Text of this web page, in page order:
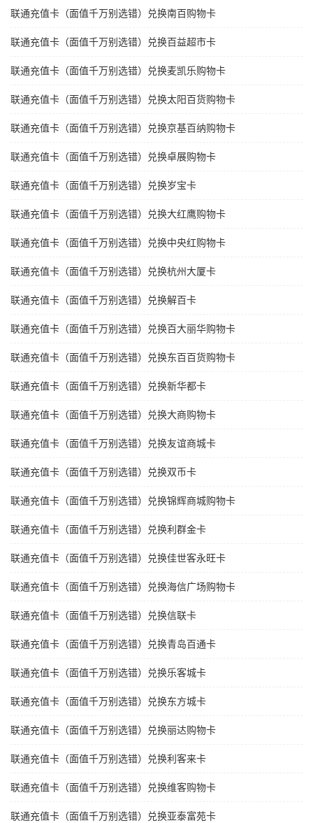
联通充值卡（面值千万别选错）兑换南百购物卡
联通充值卡（面值千万别选错）兑换百益超市卡
联通充值卡（面值千万别选错）兑换麦凯乐购物卡
联通充值卡（面值千万别选错）兑换太阳百货购物卡
联通充值卡（面值千万别选错）兑换京基百纳购物卡
联通充值卡（面值千万别选错）兑换卓展购物卡
联通充值卡（面值千万别选错）兑换岁宝卡
联通充值卡（面值千万别选错）兑换大红鹰购物卡
联通充值卡（面值千万别选错）兑换中央红购物卡
联通充值卡（面值千万别选错）兑换杭州大厦卡
联通充值卡（面值千万别选错）兑换解百卡
联通充值卡（面值千万别选错）兑换百大丽华购物卡
联通充值卡（面值千万别选错）兑换东百百货购物卡
联通充值卡（面值千万别选错）兑换新华都卡
联通充值卡（面值千万别选错）兑换大商购物卡
联通充值卡（面值千万别选错）兑换友谊商城卡
联通充值卡（面值千万别选错）兑换双币卡
联通充值卡（面值千万别选错）兑换锦辉商城购物卡
联通充值卡（面值千万别选错）兑换利群金卡
联通充值卡（面值千万别选错）兑换佳世客永旺卡
联通充值卡（面值千万别选错）兑换海信广场购物卡
联通充值卡（面值千万别选错）兑换信联卡
联通充值卡（面值千万别选错）兑换青岛百通卡
联通充值卡（面值千万别选错）兑换乐客城卡
联通充值卡（面值千万别选错）兑换东方城卡
联通充值卡（面值千万别选错）兑换丽达购物卡
联通充值卡（面值千万别选错）兑换利客来卡
联通充值卡（面值千万别选错）兑换维客购物卡
联通充值卡（面值千万别选错）兑换亚泰富苑卡